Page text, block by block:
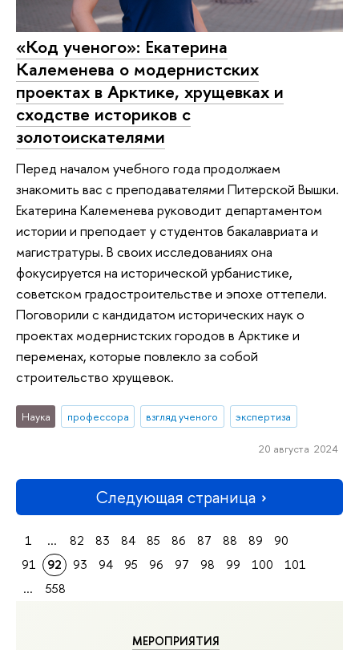
МЕРОПРИЯТИЯ
«Код ученого»: Екатерина
Калеменева о модернистских
проектах в Арктике, хрущевках и
сходстве историков с
золотоискателями
Перед началом учебного года продолжаем
знакомить вас с преподавателями Питерской Вышки.
Екатерина Калеменева руководит департаментом
истории и преподает у студентов бакалавриата и
магистратуры. В своих исследованиях она
фокусируется на исторической урбанистике,
советском градостроительстве и эпохе оттепели.
Поговорили с кандидатом исторических наук о
проектах модернистских городов в Арктике и
переменах, которые повлекло за собой
строительство хрущевок.
Наука профессора взгляд ученого экспертиза
20 августа 2024
Следующая страница
1 ... 82 83 84 85 86 87 88 89
90
91
92 93 94 95 96 97 98 99 100
101
...
558